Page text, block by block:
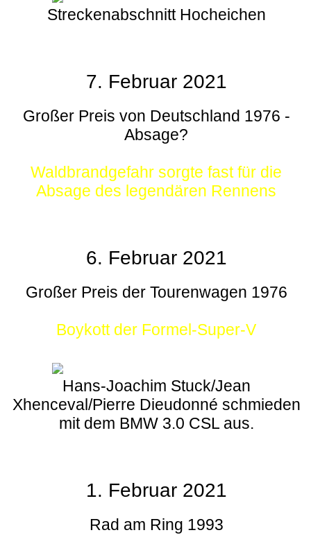
Streckenabschnitt Hocheichen
7. Februar 2021
Großer Preis von Deutschland 1976 -
Absage?
Waldbrandgefahr sorgte fast für die
Absage des legendären Rennens
6. Februar 2021
Großer Preis der Tourenwagen 1976
Boykott der Formel-Super-V
Hans-Joachim Stuck/Jean
Xhenceval/Pierre Dieudonné schmieden
mit dem BMW 3.0 CSL aus.
1. Februar 2021
Rad am Ring 1993